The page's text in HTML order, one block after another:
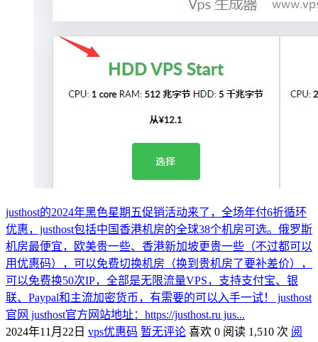
justhost的2024年黑色星期五促销活动来了，全场年付6折循环
优惠，justhost包括中国香港机房的全球38个机房可选。俄罗斯
机房最便宜，欧美贵一些、香港新加坡更贵一些（不过都可以
用优惠码），可以免费切换机房（换到贵机房了要补差价），
可以免费换50次IP，全部是无限流量VPS，支持支付宝、银
联、Paypal和主流加密货币，有需要的可以入手一试！ justhost
官网 justhost官方网站地址：https://justhost.ru jus...
2024年11月22日 vps优惠码 暂无评论 喜欢 0 阅读 1,510 次 阅